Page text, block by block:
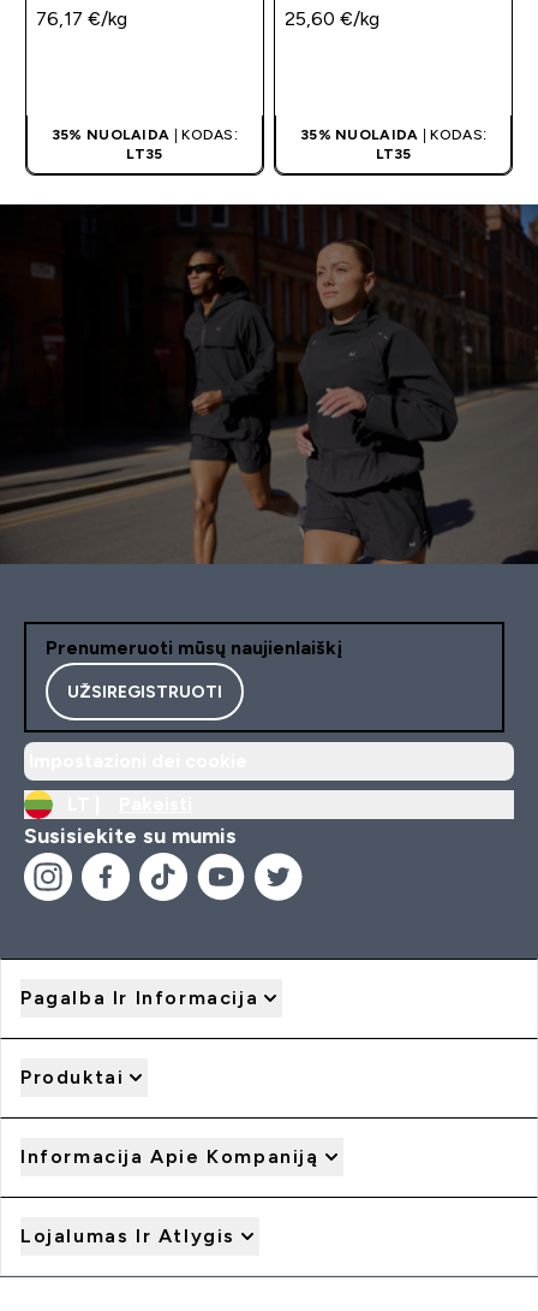
76,17 €‎/kg
35% NUOLAIDA | KODAS:
LT35
25,60 €‎/kg
35% NUOLAIDA | KODAS:
LT35
Prenumeruoti mūsų naujienlaiškį
UŽSIREGISTRUOTI
Susisiekite su mumis
Pagalba Ir Informacija
Produktai
Informacija Apie Kompaniją
Lojalumas Ir Atlygis